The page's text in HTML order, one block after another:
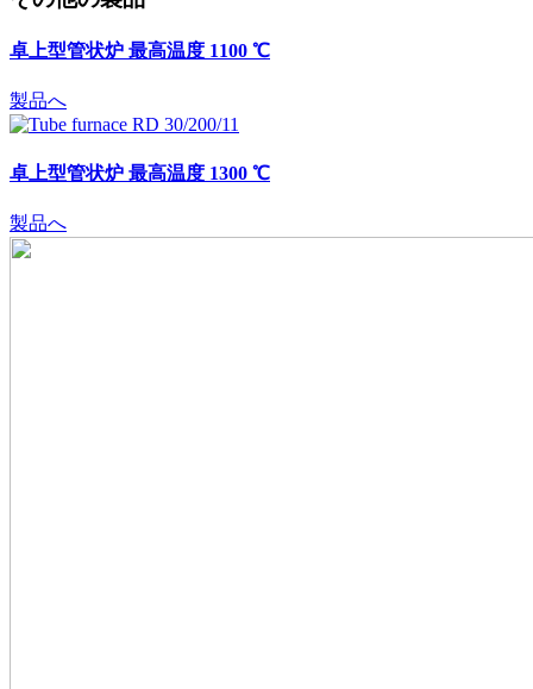
卓上型管状炉 最高温度 1100 ℃
製品へ
卓上型管状炉 最高温度 1300 ℃
製品へ